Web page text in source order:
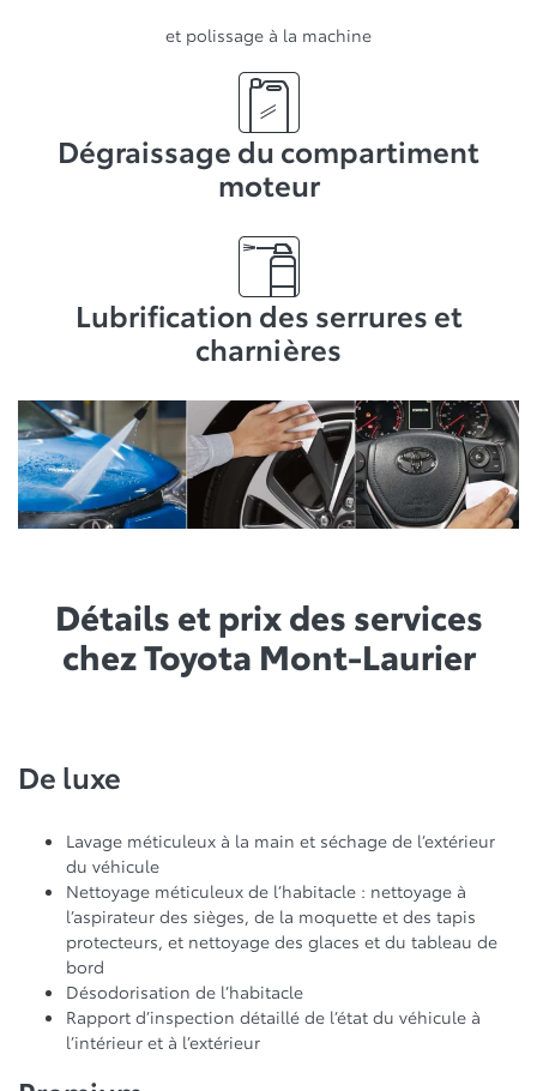
et polissage à la machine
Dégraissage du compartiment
moteur
Lubrification des serrures et
charnières
Détails et prix des services
chezToyota Mont-Laurier
De luxe
Lavage méticuleux à la main et séchage de l’extérieur
du véhicule
Nettoyage méticuleux de l’habitacle : nettoyage à
l’aspirateur des sièges, de la moquette et des tapis
protecteurs, et nettoyage des glaces et du tableau de
bord
Désodorisation de l’habitacle
Rapport d’inspection détaillé de l’état du véhicule à
l’intérieur et à l’extérieur